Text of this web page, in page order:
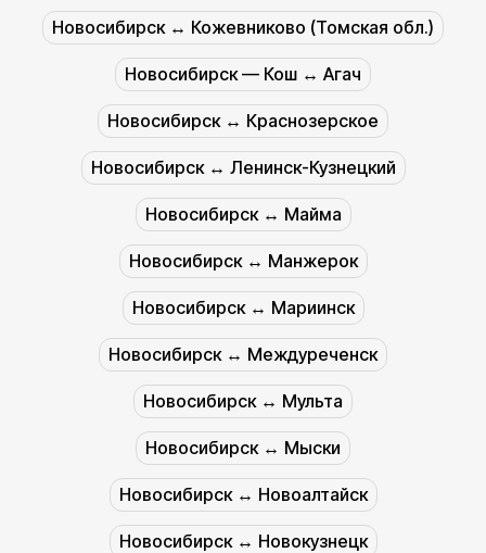
Новосибирск ↔︎ Кожевниково (Томская обл.)
Новосибирск — Кош ↔︎ Агач
Новосибирск ↔︎ Краснозерское
Новосибирск ↔︎ Ленинск-Кузнецкий
Новосибирск ↔︎ Майма
Новосибирск ↔︎ Манжерок
Новосибирск ↔︎ Мариинск
Новосибирск ↔︎ Междуреченск
Новосибирск ↔︎ Мульта
Новосибирск ↔︎ Мыски
Новосибирск ↔︎ Новоалтайск
Новосибирск ↔︎ Новокузнецк